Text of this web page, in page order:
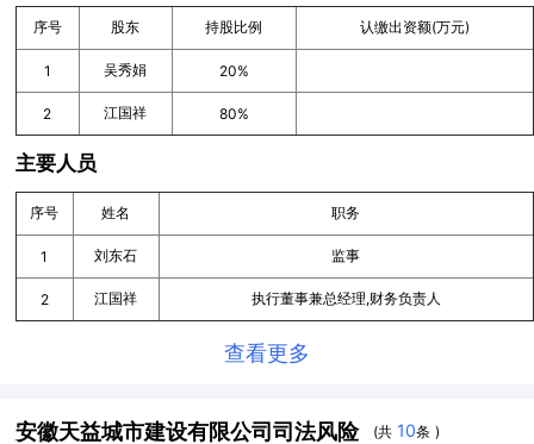
序号 股东 持股比例 认缴出资额(万元)
1 吴秀娟 20%
2 江国祥 80%
主要人员
序号 姓名 职务
1 刘东石 监事
2 江国祥 执行董事兼总经理,财务负责人
查看更多
安徽天益城市建设有限公司司法风险 (共 10条 )